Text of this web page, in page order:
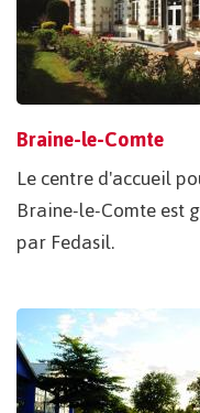
Braine-le-Comte
Le centre d'accueil
Braine-le-Comte est
par Fedasil.